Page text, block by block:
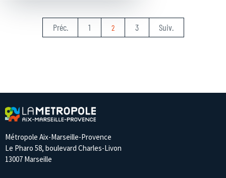
Préc. 1 2 3 Suiv.
Métropole Aix-Marseille-Provence
Le Pharo 58, boulevard Charles-Livon
13007 Marseille